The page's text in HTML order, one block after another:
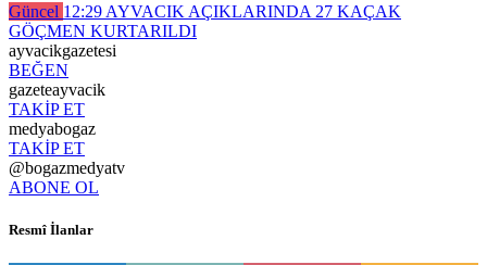
Güncel 12:29 AYVACIK AÇIKLARINDA 27 KAÇAK
GÖÇMEN KURTARILDI
ayvacikgazetesi
BEĞEN
gazeteayvacik
TAKİP ET
medyabogaz
TAKİP ET
@bogazmedyatv
ABONE OL
Resmî İlanlar